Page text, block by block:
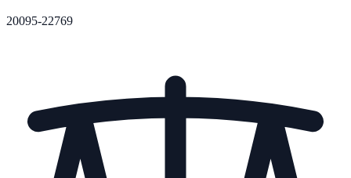
20095-22769